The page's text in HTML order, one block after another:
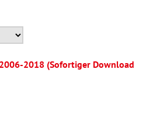
2018 (Sofortiger Download